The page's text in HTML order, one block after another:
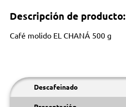
Descripción de producto:
Café molido EL CHANÁ 500 g
Descafeinado